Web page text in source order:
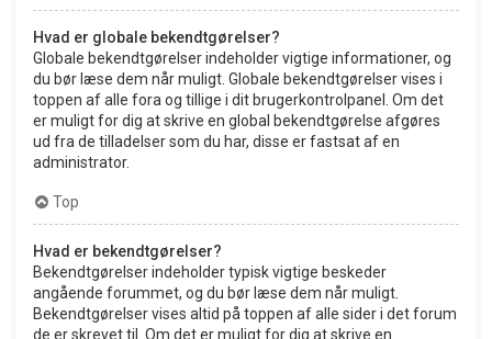
Hvad er globale bekendtgørelser?
Globale bekendtgørelser indeholder vigtige informationer, og
du bør læse dem når muligt. Globale bekendtgørelser vises i
toppen af alle fora og tillige i dit brugerkontrolpanel. Om det
er muligt for dig at skrive en global bekendtgørelse afgøres
ud fra de tilladelser som du har, disse er fastsat af en
administrator.
Top
Hvad er bekendtgørelser?
Bekendtgørelser indeholder typisk vigtige beskeder
angående forummet, og du bør læse dem når muligt.
Bekendtgørelser vises altid på toppen af alle sider i det forum
de er skrevet til. Om det er muligt for dig at skrive en